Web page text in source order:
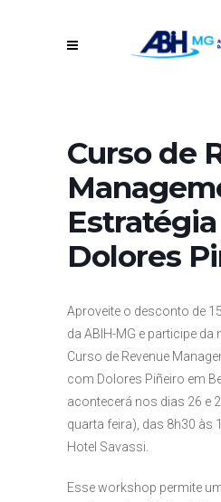
Curso de
Dolores
Aproveite o desconto de
da ABIH-MG e participe da
Curso de Revenue
com Dolores Piñeiro em
acontecerá nos dias 26 e
quarta feira), das 8h30 às
Hotel Savassi.
Esse workshop permite